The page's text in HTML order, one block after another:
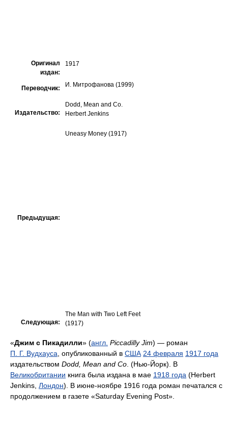
Оригинал
издан:
1917
Переводчик: И. Митрофанова (1999)
Издательство:
Dodd, Mean and Co.
Herbert Jenkins
Предыдущая:
Uneasy Money (1917)
Следующая:
The Man with Two Left Feet
(1917)
«Джим с Пикадилли» (англ. Piccadilly Jim) — роман
П. Г. Вудхауса , опубликованный в США 24 февраля 1917 года
издательством Dodd, Mean and Co . (Нью-Йорк). В
Великобритании книга была издана в мае 1918 года (Herbert
Jenkins, Лондон). В июне-ноябре 1916 года роман печатался с
продолжением в газете «Saturday Evening Post».